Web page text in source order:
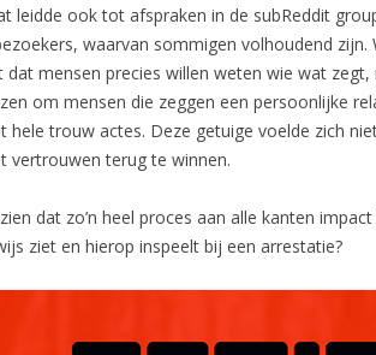
leidde ook tot afspraken in de subReddit
waarvan sommigen volhoudend
dat mensen precies willen weten wie wat
om mensen die zeggen een persoonlijke
hele trouw actes. Deze getuige voelde zich
vertrouwen terug te winnen.
dat zo’n heel proces aan alle kanten
ziet en hierop inspeelt bij een arrestatie?